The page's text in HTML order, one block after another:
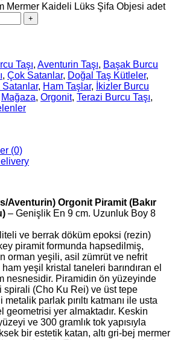
Mermer Kaideli Lüks Şifa Objesi adet
Taşı, Aventurin Taşı, Başak Burcu
, Çok Satanlar, Doğal Taş Kütleler,
Satanlar, Ham Taşlar,
İkizler Burcu
Mağaza, Orgonit, Terazi Burcu Taşı,
(0)
Aventurin) Orgonit Piramit (Bakır
– Genişlik En 9 cm. Uzunluk Boy 8
ve berrak döküm epoksi (rezin)
piramit formunda hapsedilmiş,
orman yeşili, asil zümrüt ve nefrit
yeşil kristal taneleri barındıran el
nesnesidir. Piramidin ön yüzeyinde
spirali (Cho Ku Rei) ve üst tepe
metalik parlak pırıltı katmanı ile usta
geometrisi yer almaktadır. Keskin
ve 300 gramlık tok yapısıyla
bir estetik katan, altı gri-bej mermer